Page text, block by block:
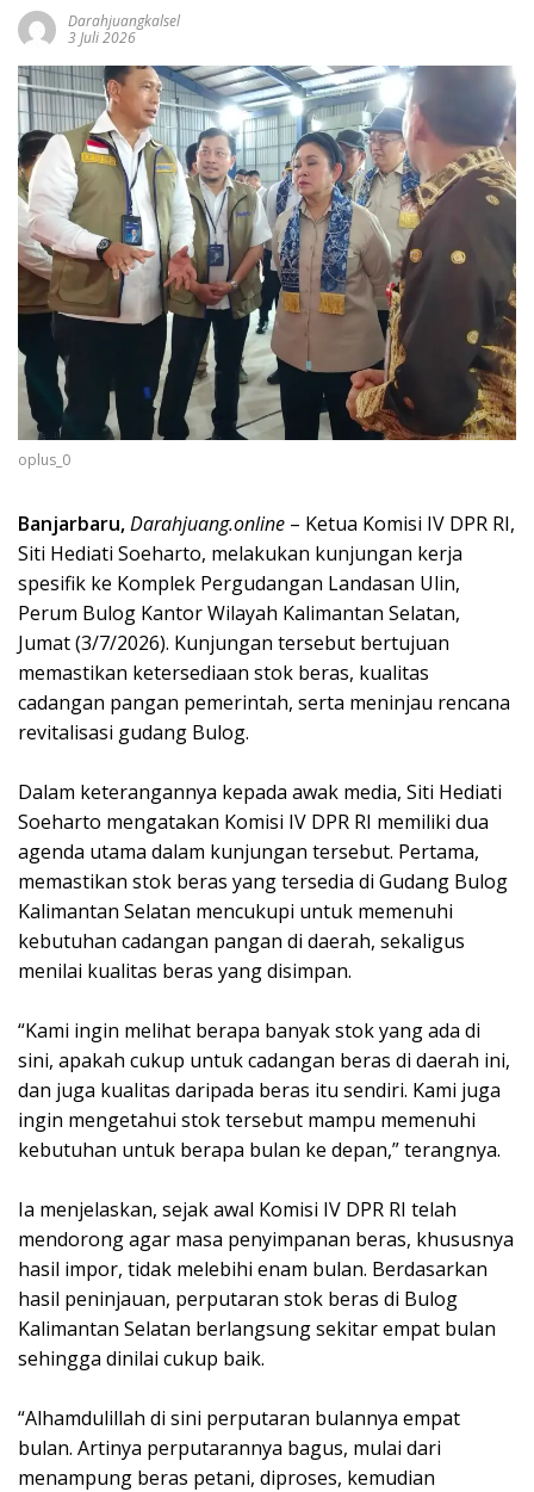
Darahjuangkalsel
3 Juli 2026
oplus_0
Banjarbaru,Darahjuang.online – Ketua Komisi IV DPR RI,
Siti Hediati Soeharto, melakukan kunjungan kerja
spesifik ke Komplek Pergudangan Landasan Ulin,
Perum Bulog Kantor Wilayah Kalimantan Selatan,
Jumat (3/7/2026). Kunjungan tersebut bertujuan
memastikan ketersediaan stok beras, kualitas
cadangan pangan pemerintah, serta meninjau rencana
revitalisasi gudang Bulog.
Dalam keterangannya kepada awak media, Siti Hediati
Soeharto mengatakan Komisi IV DPR RI memiliki dua
agenda utama dalam kunjungan tersebut. Pertama,
memastikan stok beras yang tersedia di Gudang Bulog
Kalimantan Selatan mencukupi untuk memenuhi
kebutuhan cadangan pangan di daerah, sekaligus
menilai kualitas beras yang disimpan.
“Kami ingin melihat berapa banyak stok yang ada di
sini, apakah cukup untuk cadangan beras di daerah ini,
dan juga kualitas daripada beras itu sendiri. Kami juga
ingin mengetahui stok tersebut mampu memenuhi
kebutuhan untuk berapa bulan ke depan,” terangnya.
Ia menjelaskan, sejak awal Komisi IV DPR RI telah
mendorong agar masa penyimpanan beras, khususnya
hasil impor, tidak melebihi enam bulan. Berdasarkan
hasil peninjauan, perputaran stok beras di Bulog
Kalimantan Selatan berlangsung sekitar empat bulan
sehingga dinilai cukup baik.
“Alhamdulillah di sini perputaran bulannya empat
bulan. Artinya perputarannya bagus, mulai dari
menampung beras petani, diproses, kemudian